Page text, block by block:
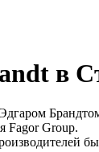
в
Fagor Group.